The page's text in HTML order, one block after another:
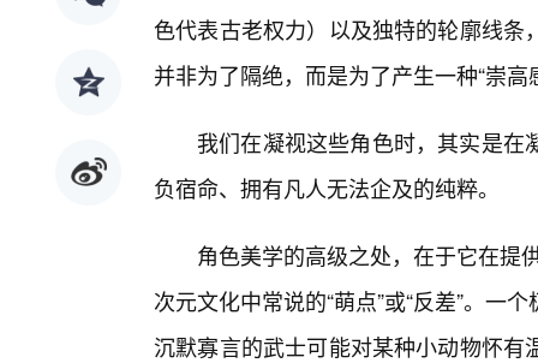
色代表古老权力）以及独特的轮廓线
并非为了隔绝，而是为了产生一种“崇高
我们在凝视这些角色时，其实是
负宿命、拥有凡人无法企及的纯粹。
角色美学的高级之处，在于它在提
次元文化中常说的“萌点”或“反差”。一
沉默寡言的武士可能对某种小动物怀